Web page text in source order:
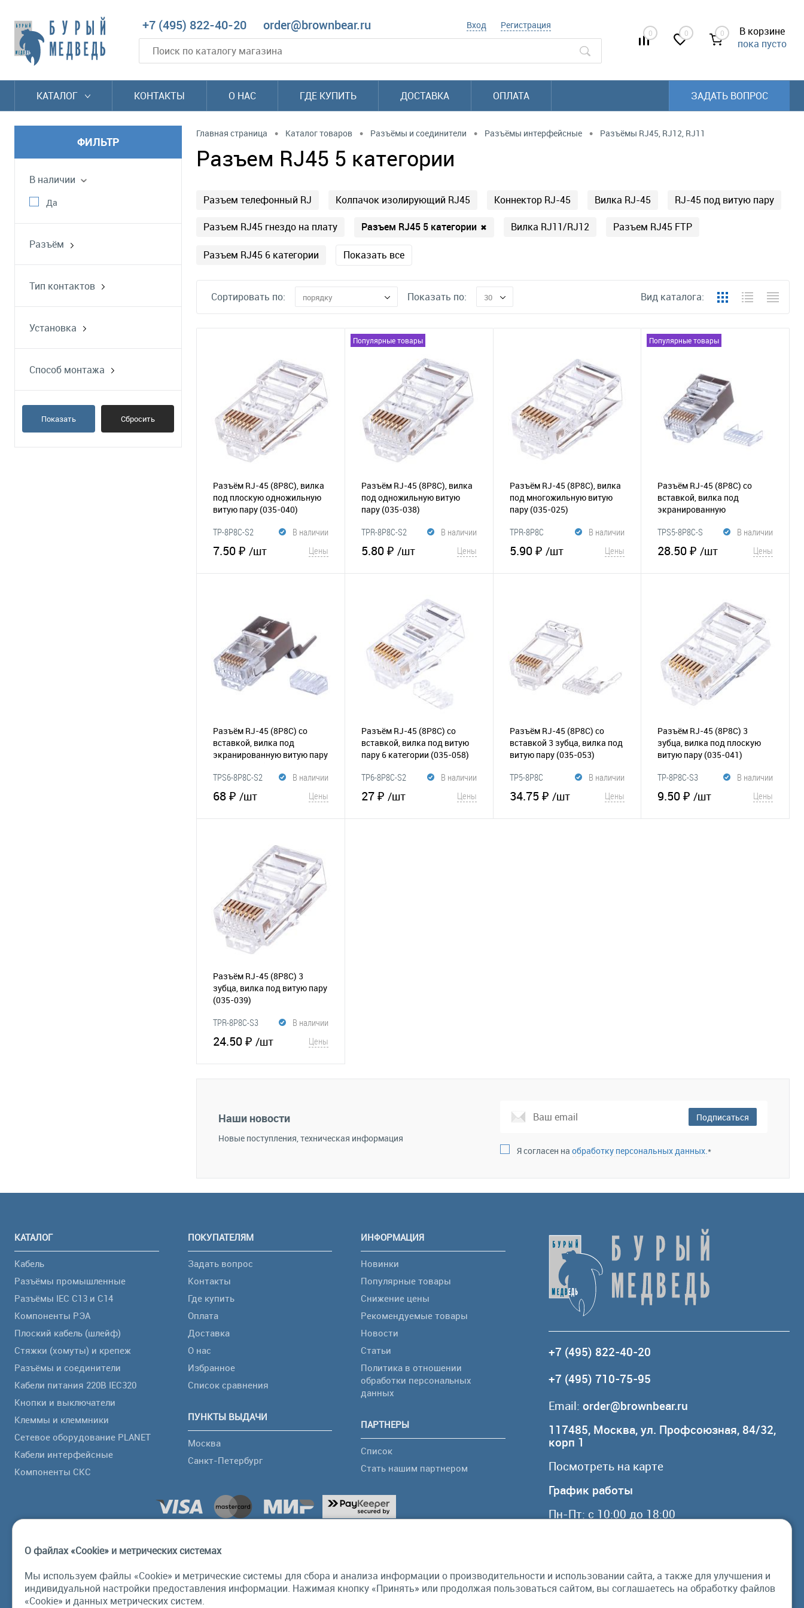
+7 (495) 822-40-20 order@brownbear.ru Вход Регистрация
0 0 0
В корзине
пока пусто
КАТАЛОГ КОНТАКТЫ О НАС ГДЕ КУПИТЬ ДОСТАВКА ОПЛАТА ЗАДАТЬ ВОПРОС
ФИЛЬТР
В наличии
Да
Разъём
Тип контактов
Установка
Способ монтажа
Показать Сбросить
Главная страница • Каталог товаров • Разъёмы и соединители • Разъёмы интерфейсные • Разъёмы RJ45, RJ12, RJ11
Разъем RJ45 5 категории
Разъем телефонный RJ Колпачок изолирующий RJ45 Коннектор RJ-45 Вилка RJ-45 RJ-45 под витую пару
Разъем RJ45 гнездо на плату Разъем RJ45 5 категории ✖ Вилка RJ11/RJ12 Разъем RJ45 FTP
Разъем RJ45 6 категории Показать все
Сортировать по: порядку Показать по: 30 Вид каталога:
Разъём RJ-45 (8P8C), вилка
под плоскую одножильную
витую пару (035-040)
В наличии
TP-8P8C-S2
7.50 ₽ /шт Цены
В избранное Сравнение
Популярные товары
Разъём RJ-45 (8P8C), вилка
под одножильную витую
пару (035-038)
В наличии
TPR-8P8C-S2
5.80 ₽ /шт Цены
В избранное Сравнение
Разъём RJ-45 (8P8C), вилка
под многожильную витую
пару (035-025)
В наличии
TPR-8P8C
5.90 ₽ /шт Цены
В избранное
Популярные товары
Разъём RJ-45 (8P8C) со
вставкой, вилка под
экранированную
(035-037)
В наличии
TPS5-8P8C-S
28.50 ₽/шт Цены
В избранное Сравнение
Разъём RJ-45 (8P8C) со
вставкой, вилка под
экранированную витую пару
В наличии
TPS6-8P8C-S2
68 ₽ /шт Цены
В избранное Сравнение
Разъём RJ-45 (8P8C) со
вставкой, вилка под витую
пару 6 категории (035-058)
В наличии
TP6-8P8C-S2
27 ₽ /шт Цены
Разъём RJ-45 (8P8C) со
вставкой 3 зубца, вилка под
витую пару (035-053)
В наличии
TP5-8P8C
34.75 ₽ /шт Цены
Разъём RJ-45 (8P8C) 3
зубца, вилка под плоскую
витую пару (035-041)
В наличии
TP-8P8C-S3
9.50 ₽/шт Цены
Разъём RJ-45 (8P8C) 3
зубца, вилка под витую пару
(035-039)
В наличии
TPR-8P8C-S3
24.50 ₽ /шт Цены
В корзину
В избранное
Наши новости
Новые поступления, техническая информация
Подписаться
Я согласен на обработку персональных данных. *
КАТАЛОГ
Кабель
Разъёмы промышленные
Разъёмы IEC C13 и C14
Компоненты РЭА
Плоский кабель (шлейф)
Стяжки (хомуты) и крепеж
Разъёмы и соединители
Кабели питания 220В IEC320
Кнопки и выключатели
Клеммы и клеммники
Сетевое оборудование PLANET
Кабели интерфейсные
Компоненты СКС
ПОКУПАТЕЛЯМ
Задать вопрос
Контакты
Где купить
Оплата
Доставка
О нас
Избранное
Список сравнения
ПУНКТЫ ВЫДАЧИ
Москва
Санкт-Петербург
ИНФОРМАЦИЯ
Новинки
Популярные товары
Снижение цены
Рекомендуемые товары
Новости
Статьи
Политика в отношении
обработки персональных
данных
ПАРТНЕРЫ
Список
Стать нашим партнером
+7 (495) 822-40-20
+7 (495) 710-75-95
Email: order@brownbear.ru
117485, Москва, ул. Профсоюзная, 84/32,
корп 1
Посмотреть на карте
График работы
Пн-Пт: с 10:00 до 18:00
© Бурый Медведь MMXXVI. Все права
защищены.
О файлах «Cookie» и метрических системах
Мы используем файлы «Cookie» и метрические системы для сбора и анализа информации о производительности и использовании сайта, а также для улучшения и
индивидуальной настройки предоставления информации. Нажимая кнопку «Принять» или продолжая пользоваться сайтом, вы соглашаетесь на обработку файлов
«Cookie» и данных метрических систем.